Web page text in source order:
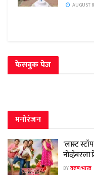
AUGUST
फेसबुक पेज
मनोरंजन
‘लास्ट
नोव्हेंबरला
BYतरुण भारत